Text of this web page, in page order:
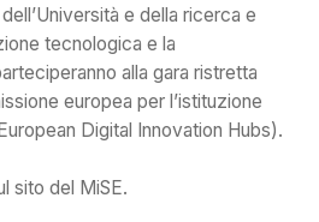
e della ricerca e
tecnologica e la
alla gara ristretta
europea per l’istituzione
Digital Innovation Hubs).
sito del MiSE.